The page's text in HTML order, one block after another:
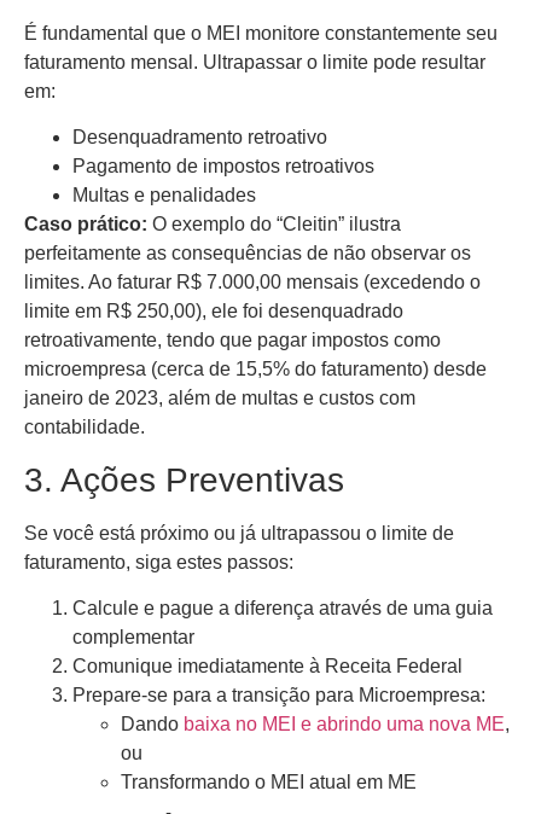
É fundamental que o MEI monitore constantemente seu
faturamento mensal. Ultrapassar o limite pode resultar
em:
Desenquadramento retroativo
Pagamento de impostos retroativos
Multas e penalidades
Caso prático: O exemplo do “Cleitin” ilustra
perfeitamente as consequências de não observar os
limites. Ao faturar R$ 7.000,00 mensais (excedendo o
limite em R$ 250,00), ele foi desenquadrado
retroativamente, tendo que pagar impostos como
microempresa (cerca de 15,5% do faturamento) desde
janeiro de 2023, além de multas e custos com
contabilidade.
3. Ações Preventivas
Se você está próximo ou já ultrapassou o limite de
faturamento, siga estes passos:
Calcule e pague a diferença através de uma guia
complementar
Comunique imediatamente à Receita Federal
Prepare-se para a transição para Microempresa:
Dando baixa no MEI e abrindo uma nova ME,
ou
Transformando o MEI atual em ME